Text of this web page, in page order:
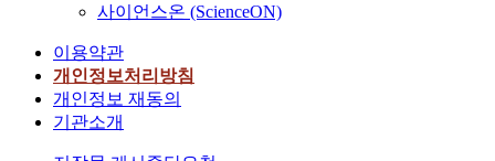
사이언스온 (ScienceON)
이용약관
개인정보처리방침
개인정보 재동의
기관소개